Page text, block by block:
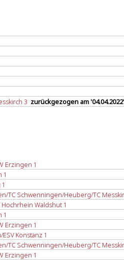
3 zurückgezogen am '04.04.2022'
Erzingen 1
1
TC Schwenningen/Heuberg/TC
Waldshut 1
1
Erzingen 1
Konstanz 1
TC Schwenningen/Heuberg/TC
Erzingen 1